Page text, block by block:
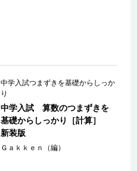
中学入試つまずきを基礎からしっか
り
中学入試 算数のつまずきを
基礎からしっかり［計算］
新装版
Ｇａｋｋｅｎ（編）